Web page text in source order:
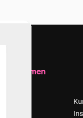
Unternehmen